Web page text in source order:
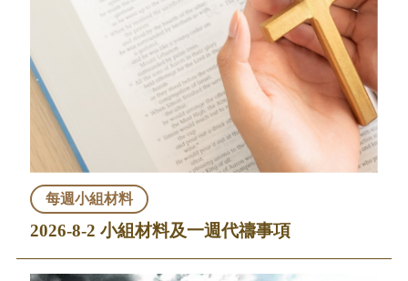
每週小組材料
2026-8-2 小組材料及一週代禱事項